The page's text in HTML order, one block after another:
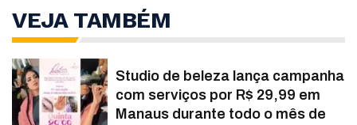
VEJA TAMBÉM
Studio de beleza lança campanha
com serviços por R$ 29,99 em
Manaus durante todo o mês de